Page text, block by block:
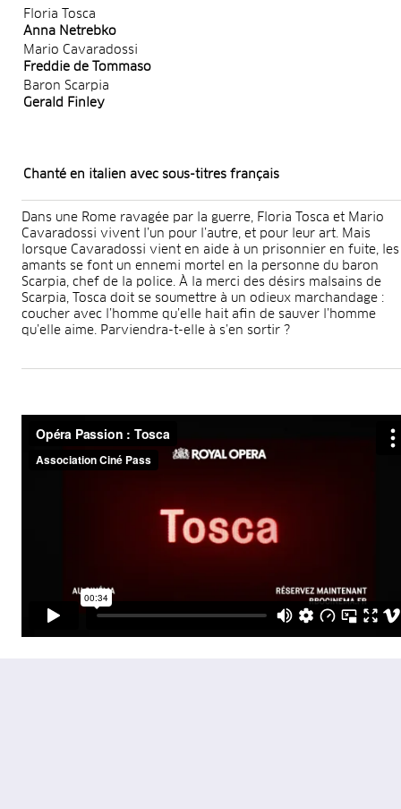
Floria Tosca
Anna Netrebko
Mario Cavaradossi
Freddie de Tommaso
Baron Scarpia
Gerald Finley
Chanté en italien avec sous-titres français
Dans une Rome ravagée par la guerre, Floria Tosca et Mario
Cavaradossi vivent l’un pour l’autre, et pour leur art. Mais
lorsque Cavaradossi vient en aide à un prisonnier en fuite, les
amants se font un ennemi mortel en la personne du baron
Scarpia, chef de la police. À la merci des désirs malsains de
Scarpia, Tosca doit se soumettre à un odieux marchandage :
coucher avec l’homme qu’elle hait afin de sauver l’homme
qu’elle aime. Parviendra-t-elle à s’en sortir ?